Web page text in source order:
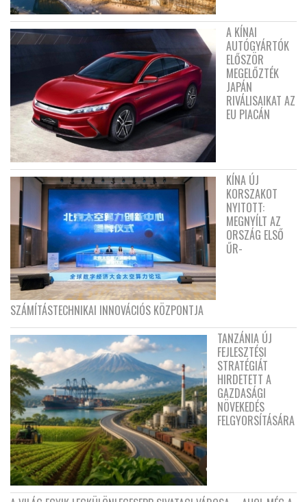
A KÍNAI
AUTÓGYÁRTÓK
ELŐSZÖR
MEGELŐZTÉK
JAPÁN
RIVÁLISAIKAT AZ
EU PIACÁN
KÍNA ÚJ
KORSZAKOT
NYITOTT:
MEGNYÍLT AZ
ORSZÁG ELSŐ
ŰR-
SZÁMÍTÁSTECHNIKAI INNOVÁCIÓS KÖZPONTJA
TANZÁNIA ÚJ
FEJLESZTÉSI
STRATÉGIÁT
HIRDETETT A
GAZDASÁGI
NÖVEKEDÉS
FELGYORSÍTÁSÁRA